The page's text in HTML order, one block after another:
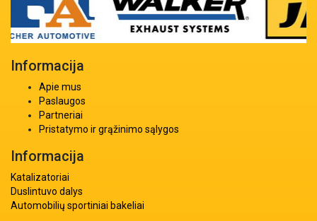
Informacija
Apie mus
Paslaugos
Partneriai
Pristatymo ir grąžinimo sąlygos
Informacija
Katalizatoriai
Duslintuvo dalys
Automobilių sportiniai bakeliai